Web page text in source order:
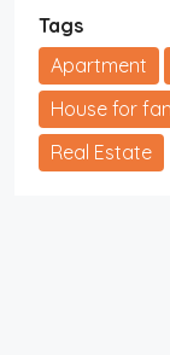
Tags
Apartment
House for
Real Estate